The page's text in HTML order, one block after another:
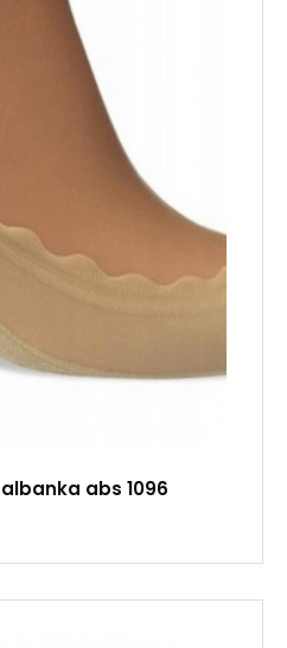
abs 1096